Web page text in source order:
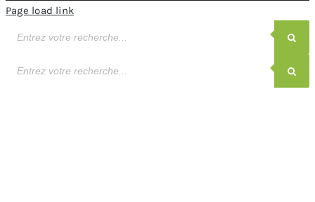
Page load link
de
de